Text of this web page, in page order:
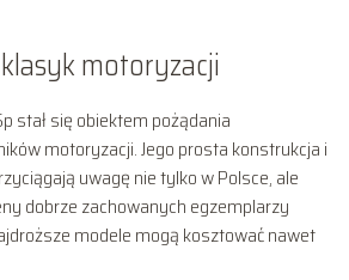
motoryzacji
stał się obiektem pożądania
motoryzacji. Jego prosta konstrukcja i
uwagę nie tylko w Polsce, ale
dobrze zachowanych egzemplarzy
modele mogą kosztować nawet